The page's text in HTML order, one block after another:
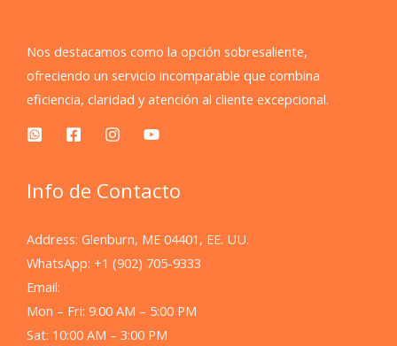
Nos destacamos como la opción sobresaliente,
ofreciendo un servicio incomparable que combina
eficiencia, claridad y atención al cliente excepcional.
Info de Contacto
Address: Glenburn, ME 04401, EE. UU.
WhatsApp: +1 (902) 705-9333
Email:
Mon – Fri: 9:00 AM – 5:00 PM
Sat: 10:00 AM – 3:00 PM